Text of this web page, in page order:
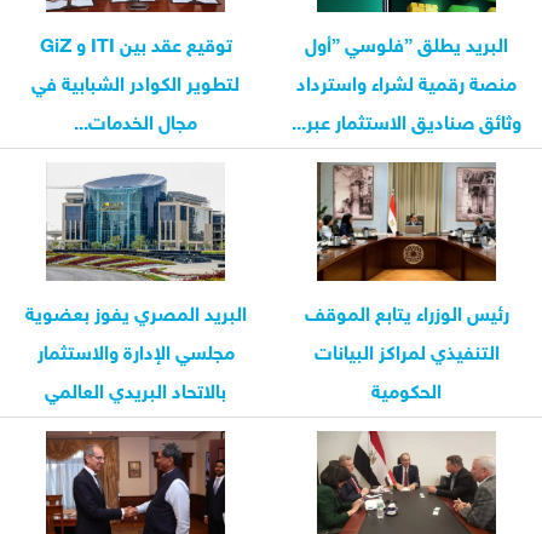
البريد يطلق ”فلوسي ”أول
منصة رقمية لشراء واسترداد
وثائق صناديق الاستثمار عبر...
توقيع عقد بين ITI و GiZ
لتطوير الكوادر الشبابية في
مجال الخدمات...
رئيس الوزراء يتابع الموقف
التنفيذي لمراكز البيانات
الحكومية
البريد المصري يفوز بعضوية
مجلسي الإدارة والاستثمار
بالاتحاد البريدي العالمي